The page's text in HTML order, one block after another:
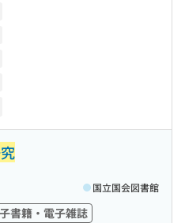
書籍・電子雑誌
国立国会図書館